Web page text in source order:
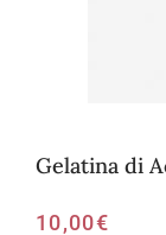
Gelatina di
10,00€